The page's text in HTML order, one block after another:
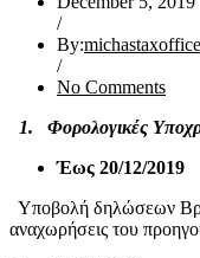
/
By:
/
No Comments
1. Φορολογικές
Έως 20/12/2019
Υποβολή δηλώσεων
αναχωρήσεις του